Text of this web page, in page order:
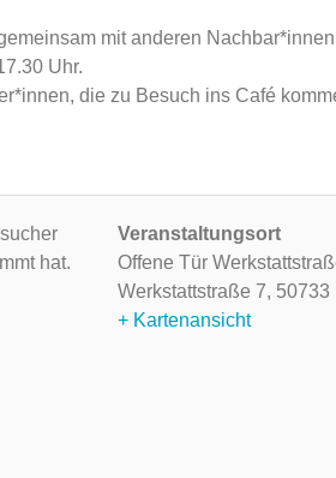
mit anderen
Uhr.
die zu Besuch ins Café
hat.
Veranstaltungsort
Offene Tür
Werkstattstraße 7, 50733
+ Kartenansicht